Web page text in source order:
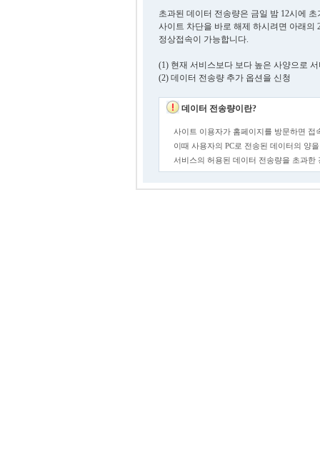
초과된 데이터 전송량은 금일 밤 12시에
사이트 차단을 바로 해제 하시려면 아래의
정상접속이 가능합니다.
(1) 현재 서비스보다 보다 높은 사양으로
(2) 데이터 전송량 추가 옵션을 신청
데이터 전송량이란?
사이트 이용자가 홈페이지를 방문하면 접
이때 사용자의 PC로 전송된 데이터의 양
서비스의 허용된 데이터 전송량을 초과